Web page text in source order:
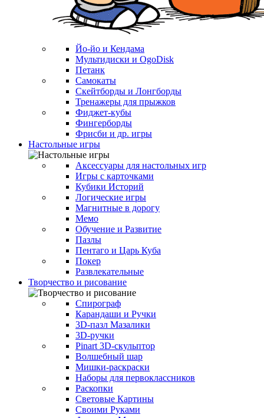
Йо-йо и Кендама
Мультидиски и OgoDisk
Петанк
Самокаты
Скейтборды и Лонгборды
Тренажеры для прыжков
Фиджет-кубы
Фингерборды
Фрисби и др. игры
Настольные игры
Аксессуары для настольных игр
Игры с карточками
Кубики Историй
Логические игры
Магнитные в дорогу
Мемо
Обучение и Развитие
Пазлы
Пентаго и Царь Куба
Покер
Развлекательные
Творчество и рисование
Спирограф
Карандаши и Ручки
3D-пазл Мазалики
3D-ручки
Pinart 3D-скульптор
Волшебный шар
Мишки-раскраски
Наборы для первоклассников
Раскопки
Световые Картины
Своими Руками